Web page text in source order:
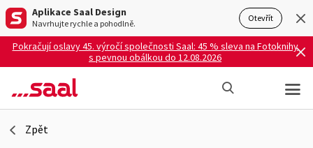
Aplikace Saal Design
Navrhujte rychle a pohodlně. Otevřít
Pokračují oslavy 45. výročí společnosti Saal: 45 % sleva na Fotoknihy
s pevnou obálkou do 12.08.2026
Zpět